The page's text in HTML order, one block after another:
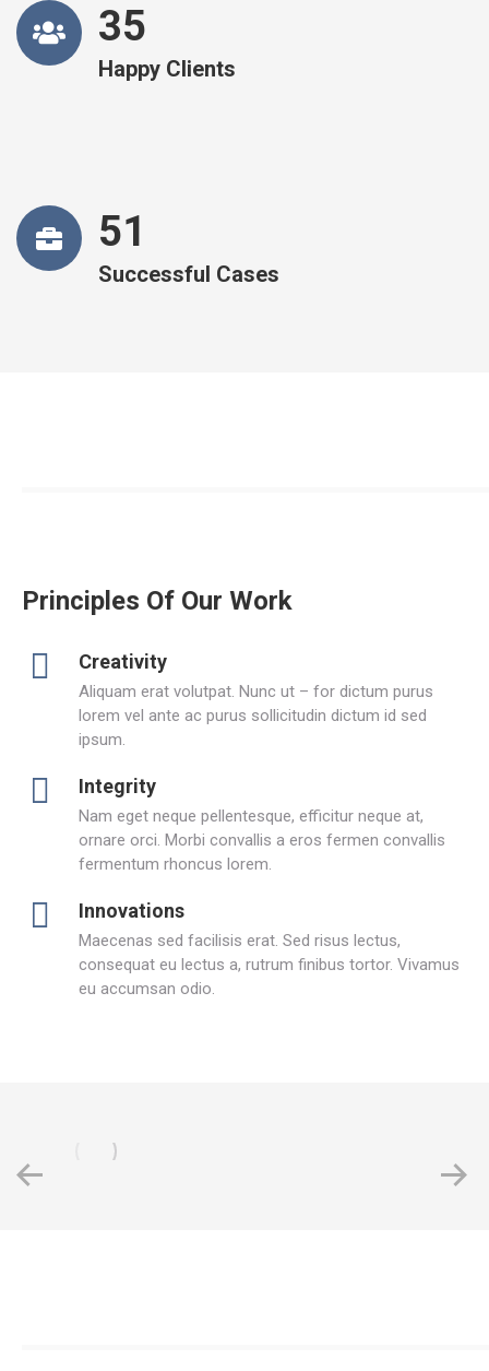
35
Happy Clients
52
Successful Cases
Principles Of Our Work
Creativity
Aliquam erat volutpat. Nunc ut – for dictum purus
lorem vel ante ac purus sollicitudin dictum id sed
ipsum.
Integrity
Nam eget neque pellentesque, efficitur neque at,
ornare orci. Morbi convallis a eros fermen convallis
fermentum rhoncus lorem.
Innovations
Maecenas sed facilisis erat. Sed risus lectus,
consequat eu lectus a, rutrum finibus tortor. Vivamus
eu accumsan odio.